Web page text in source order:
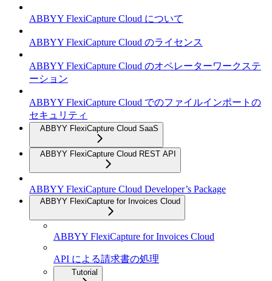
ABBYY FlexiCapture Cloud について
ABBYY FlexiCapture Cloud のライセンス
ABBYY FlexiCapture Cloud のオペレーターワークステ
ーション
ABBYY FlexiCapture Cloud でのファイルインポートの
セキュリティ
ABBYY FlexiCapture Cloud SaaS
ABBYY FlexiCapture Cloud REST API
ABBYY FlexiCapture Cloud Developer’s Package
ABBYY FlexiCapture for Invoices Cloud
ABBYY FlexiCapture for Invoices Cloud
API による請求書の処理
Tutorial